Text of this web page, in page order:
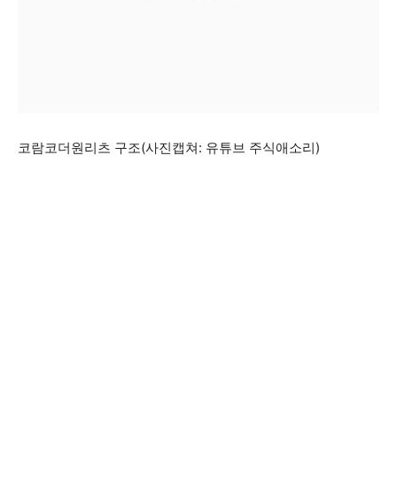
코람코더원리츠 구조(사진캡쳐: 유튜브 주식애소리)